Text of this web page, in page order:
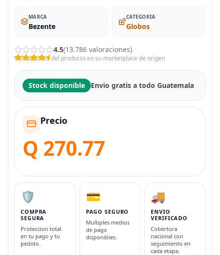
MARCA
Bezente
CATEGORIA
Globos
4.5(13.786 valoraciones)
Valoraciones del producto en su marketplace de origen
Stock disponible Envio gratis a todo Guatemala
Precio
Q 270.77
🛡️
COMPRA
SEGURA
Proteccion total
en tu pago y tu
pedido.
💳
PAGO SEGURO
Multiples medios
de pago
disponibles.
🚚
ENVIO
VERIFICADO
Cobertura
nacional con
seguimiento en
cada etapa.